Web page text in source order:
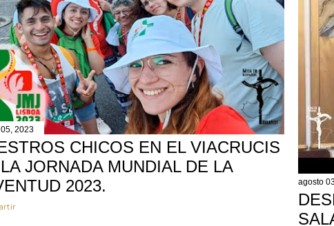
2023
CHICOS EN EL VIACRUCIS
JORNADA MUNDIAL DE LA
2023.
agosto